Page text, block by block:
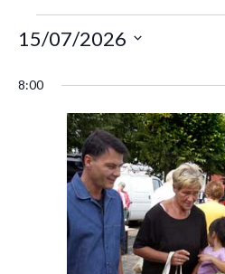
15/07/2026
8:00